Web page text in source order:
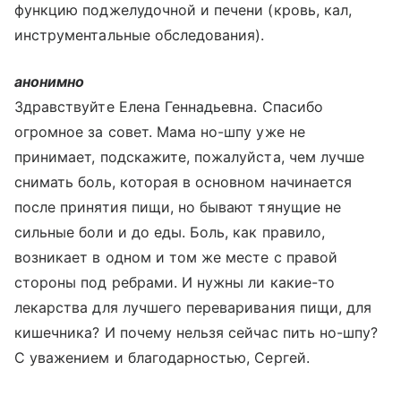
функцию поджелудочной и печени (кровь, кал,
инструментальные обследования).
анонимно
Здравствуйте Елена Геннадьевна. Спасибо
огромное за совет. Мама но-шпу уже не
принимает, подскажите, пожалуйста, чем лучше
снимать боль, которая в основном начинается
после принятия пищи, но бывают тянущие не
сильные боли и до еды. Боль, как правило,
возникает в одном и том же месте с правой
стороны под ребрами. И нужны ли какие-то
лекарства для лучшего переваривания пищи, для
кишечника? И почему нельзя сейчас пить но-шпу?
С уважением и благодарностью, Сергей.